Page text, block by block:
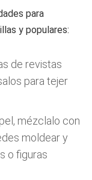
para
y populares:
de revistas
para tejer
mézclalo con
moldear y
o figuras